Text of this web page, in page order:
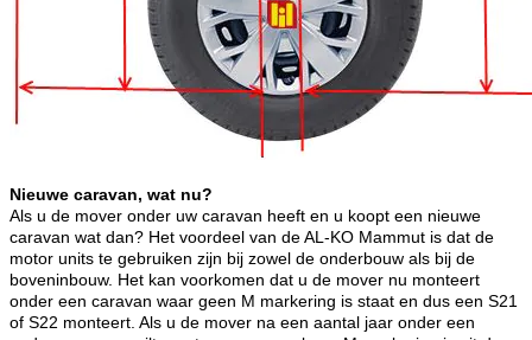
Nieuwe caravan, wat nu?
Als u de mover onder uw caravan heeft en u koopt een nieuwe
caravan wat dan? Het voordeel van de AL-KO Mammut is dat de
motor units te gebruiken zijn bij zowel de onderbouw als bij de
boveninbouw. Het kan voorkomen dat u de mover nu monteert
onder een caravan waar geen M markering is staat en dus een S21
of S22 monteert. Als u de mover na een aantal jaar onder een